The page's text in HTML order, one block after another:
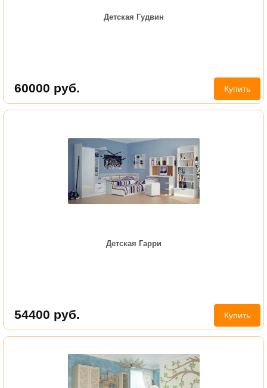
Детская Гудвин
60000 руб. Купить
Детская Гарри
54400 руб. Купить